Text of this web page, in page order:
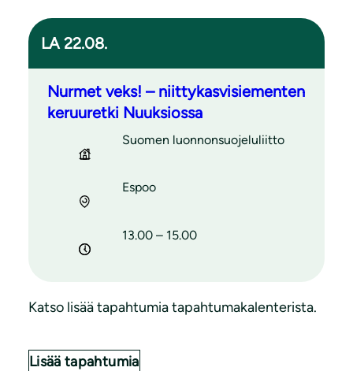
LA 22.08.
Nurmet veks! – niittykasvisiementen
keruuretki Nuuksiossa
Suomen luonnonsuojeluliitto
Espoo
13.00 – 15.00
Katso lisää tapahtumia tapahtumakalenterista.
Lisää tapahtumia